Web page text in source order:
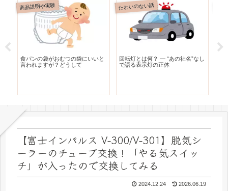
商品説明や実験
食パンの袋がおむつの袋にいいと
言われますが？どうして
たわいのない話
回転灯とは何？ — “あの社名”なし
で語る表示灯の正体
【富士インパルス V-300/V-301】脱気シ
ーラーのチューブ交換！「やる気スイッ
チ」が入ったので交換してみる
2024.12.24 2026.06.19